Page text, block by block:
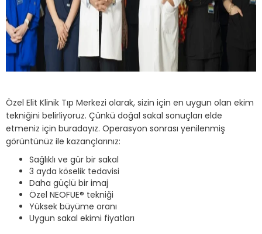
Özel Elit Klinik Tıp Merkezi olarak, sizin için en uygun olan ekim
tekniğini belirliyoruz. Çünkü doğal sakal sonuçları elde
etmeniz için buradayız. Operasyon sonrası yenilenmiş
görüntünüz ile kazançlarınız:
Sağlıklı ve gür bir sakal
3 ayda köselik tedavisi
Daha güçlü bir imaj
Özel NEOFUE® tekniği
Yüksek büyüme oranı
Uygun sakal ekimi fiyatları